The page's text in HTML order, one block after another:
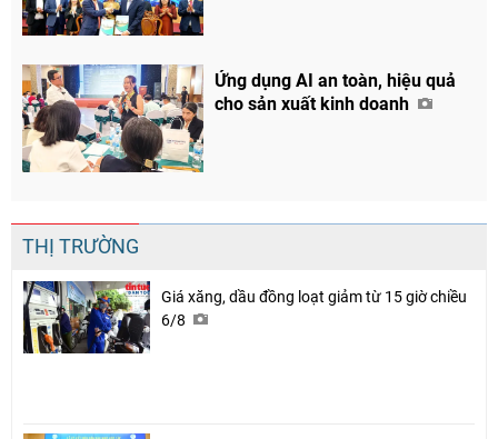
Ứng dụng AI an toàn, hiệu quả
cho sản xuất kinh doanh
THỊ TRƯỜNG
Giá xăng, dầu đồng loạt giảm từ 15 giờ chiều
6/8